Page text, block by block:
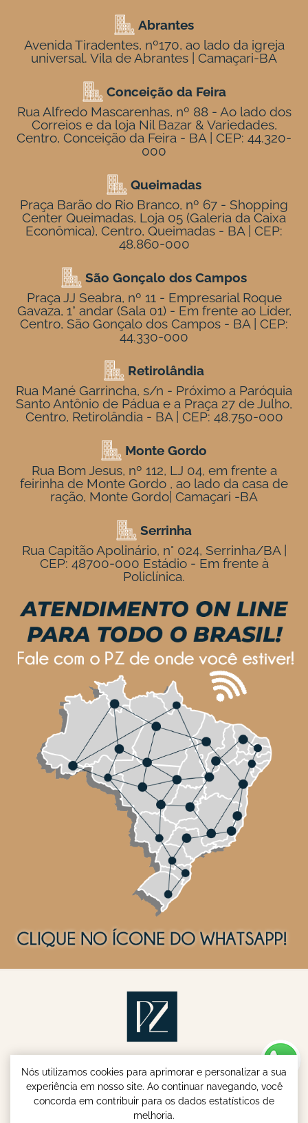
Abrantes
Avenida Tiradentes, nº170, ao lado da igreja
universal. Vila de Abrantes | Camaçari-BA
Conceição da Feira
Rua Alfredo Mascarenhas, nº 88 - Ao lado dos
Correios e da loja Nil Bazar & Variedades,
Centro, Conceição da Feira - BA | CEP: 44.320-
000
Queimadas
Praça Barão do Rio Branco, nº 67 - Shopping
Center Queimadas, Loja 05 (Galeria da Caixa
Econômica), Centro, Queimadas - BA | CEP:
48.860-000
São Gonçalo dos Campos
Praça JJ Seabra, nº 11 - Empresarial Roque
Gavaza, 1° andar (Sala 01) - Em frente ao Líder,
Centro, São Gonçalo dos Campos - BA | CEP:
44.330-000
Retirolândia
Rua Mané Garrincha, s/n - Próximo a Paróquia
Santo Antônio de Pádua e a Praça 27 de Julho,
Centro, Retirolândia - BA | CEP: 48.750-000
Monte Gordo
Rua Bom Jesus, nº 112, LJ 04, em frente a
feirinha de Monte Gordo , ao lado da casa de
ração, Monte Gordo| Camaçari -BA
Serrinha
Rua Capitão Apolinário, n° 024, Serrinha/BA |
CEP: 48700-000 Estádio - Em frente à
Policlínica.
Nós utilizamos cookies para aprimorar e personalizar a sua
experiência em nosso site. Ao continuar navegando, você
concorda em contribuir para os dados estatísticos de
melhoria.